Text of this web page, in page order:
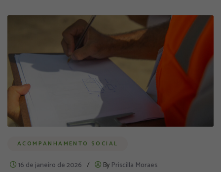
ACOMPANHAMENTO SOCIAL
16 de janeiro de 2026 / By Priscilla Moraes